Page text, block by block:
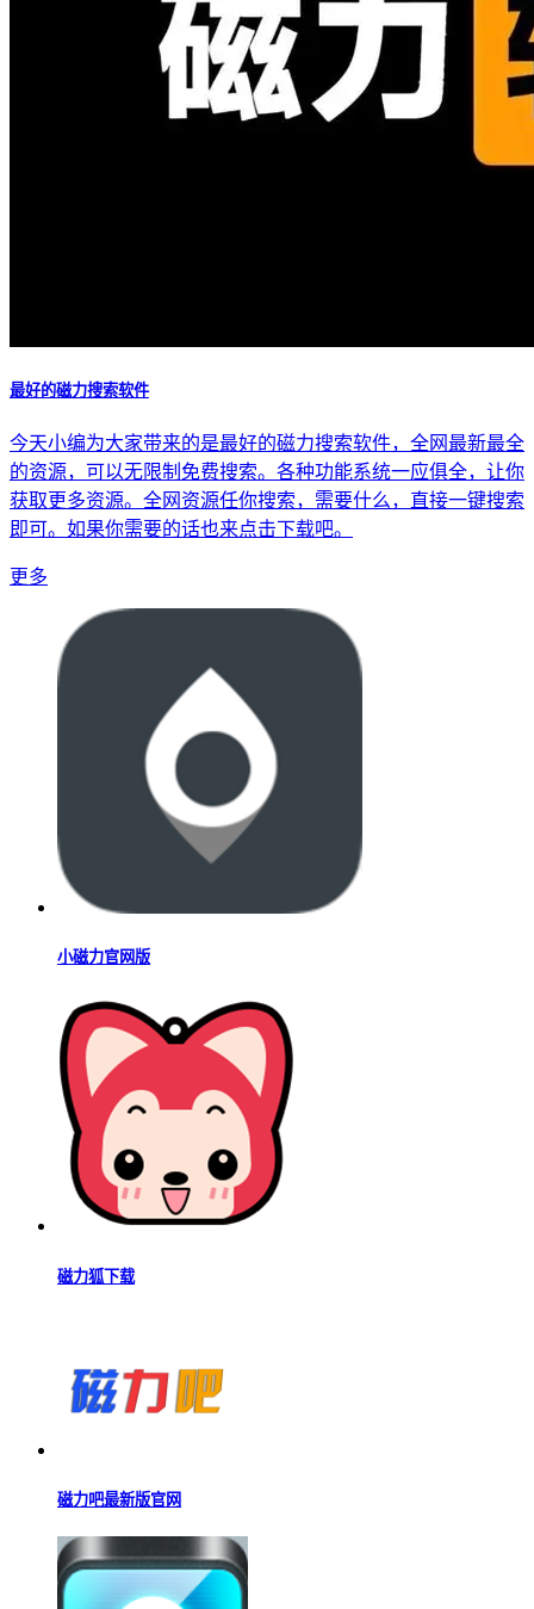
最好的磁力搜索软件
今天小编为大家带来的是最好的磁力搜索软件，全网最新最全
的资源，可以无限制免费搜索。各种功能系统一应俱全，让你
获取更多资源。全网资源任你搜索，需要什么，直接一键搜索
即可。如果你需要的话也来点击下载吧。
更多
小磁力官网版
磁力狐下载
磁力吧最新版官网